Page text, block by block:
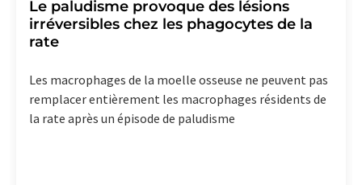
Le paludisme provoque des lésions
irréversibles chez les phagocytes de la
rate
Les macrophages de la moelle osseuse ne peuvent pas
remplacer entièrement les macrophages résidents de
la rate après un épisode de paludisme